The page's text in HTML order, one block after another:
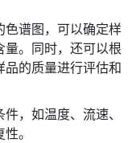
色谱图，可以确定样
。同时，还可以根
的质量进行评估和
，如温度、流速、
。